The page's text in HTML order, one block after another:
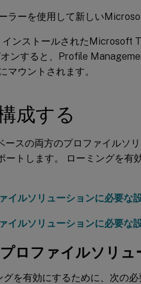
ラーを使用して新しい
ンストールされたMicrosoft
ンすると、Profile
マウントされます。
成する
ースの両方のプロファイルソ
ートします。 ローミングを有
イルソリューションに必要な
イルソリューションに必要な
ロファイルソリュ
を有効にするために、次の必